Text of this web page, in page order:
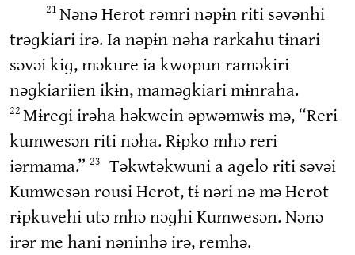
21 Nənə Herot rəmri nəpɨn riti səvənhi
trəɡkiari irə. Ia nəpɨn nəha rarkahu tɨnari
səvəi kiɡ, məkure ia kwopun raməkiri
nəɡkiariien ikɨn, maməɡkiari mɨnraha.
22 Mɨreɡi irəha həkwein əpwəmwɨs mə, “Reri
kumwesən riti nəha. Rɨpko mhə reri
iərmama.” 23
Təkwtəkwuni a aɡelo riti səvəi
Kumwesən rousi Herot, tɨ nəri nə mə Herot
rɨpkuvehi utə mhə nəɡhi Kumwesən. Nənə
irər me hani nəninhə irə, remhə.